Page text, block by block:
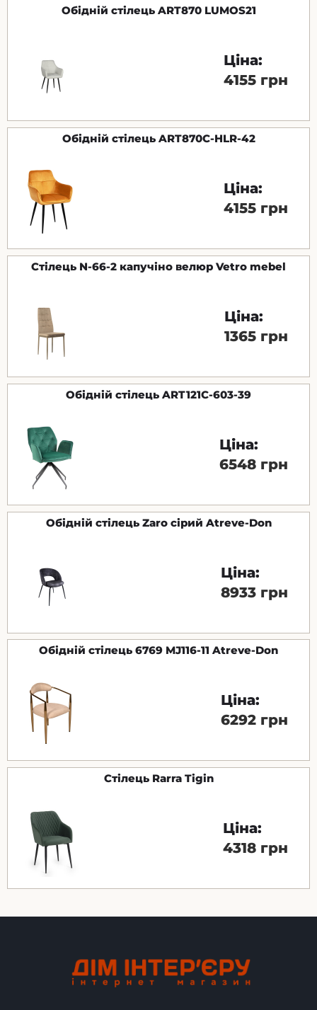
Обідній стілець ART870 LUMOS21
Ціна:
4155 грн
Обідній стілець ART870C-HLR-42
Ціна:
4155 грн
Стілець N-66-2 капучіно велюр Vetro mebel
Ціна:
1365 грн
Обідній стілець ART121C-603-39
Ціна:
6548 грн
Обідній стілець Zaro сірий Atreve-Don
Ціна:
8933 грн
Обідній стілець 6769 MJ116-11 Atreve-Don
Ціна:
6292 грн
Стілець Rarra Tigin
Ціна:
4318 грн